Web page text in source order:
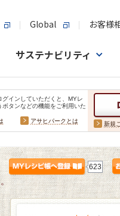
Global お客様
サステナビリティ
グインしていただくと、MYレ
ボタンなどの機能をご利用いた
アサヒパークとは 新規
623